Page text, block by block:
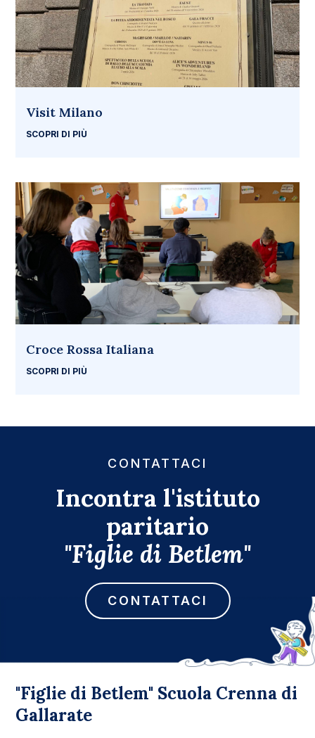
Visit Milano
SCOPRI DI PIÙ
Croce Rossa Italiana
SCOPRI DI PIÙ
CONTATTACI
Incontra l'istituto
paritario
"Figlie di Betlem"
CONTATTACI
"Figlie di Betlem" Scuola Crenna di
Gallarate